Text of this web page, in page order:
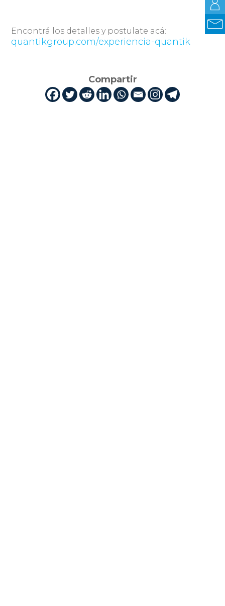
Encontrá los detalles y postulate acá:
quantikgroup.com/experiencia-quantik
Compartir